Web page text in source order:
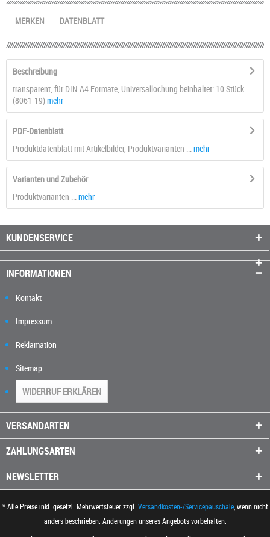
DATENBLATT
MERKEN
Beschreibung
transparent, für DIN A4 Formate, Universallochung beinhaltet: 10 Stück
(8061-19)mehr
PDF-Datenblatt
Produktdatenblatt mit Artikelbilder, Produktvarianten ... mehr
Varianten und Zubehör
Produktvarianten ... mehr
KUNDENSERVICE
INFORMATIONEN
Kontakt
Impressum
Reklamation
Sitemap
WIDERRUF ERKLÄREN
VERSANDARTEN
ZAHLUNGSARTEN
NEWSLETTER
* Alle Preise inkl. gesetzl. Mehrwertsteuer zzgl. Versandkosten-/Servicepauschale, wenn nicht
anders beschrieben. Änderungen unseres Angebots vorbehalten.